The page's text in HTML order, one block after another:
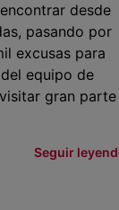
desde
pasando por
excusas para
equipo de
gran parte
Seguir